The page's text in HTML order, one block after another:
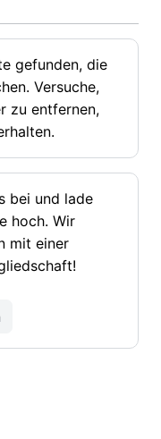
gefunden, die
Versuche,
zu entfernen,
bei und lade
hoch. Wir
mit einer